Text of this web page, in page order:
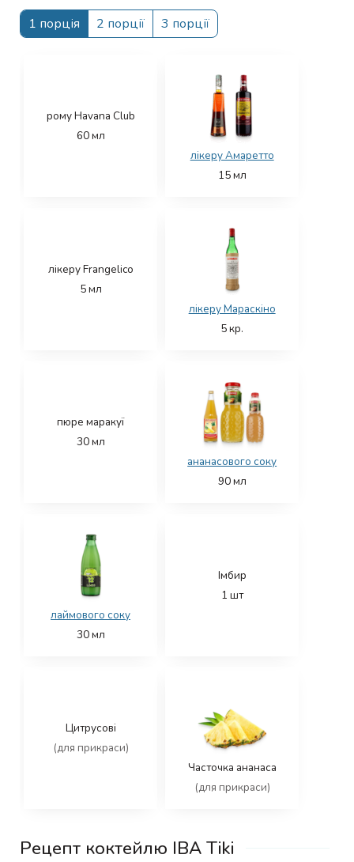
1 порція 2 порції 3 порції
рому Havana Club
60мл
лікеру Амаретто
15мл
лікеру Frangelico
5мл
лікеру Мараскіно
5кр.
пюре маракуї
30мл
ананасового соку
90мл
лаймового соку
30мл
Імбир
1 шт
Цитрусові
(для прикраси)
Часточка ананаса
(для прикраси)
Рецепт коктейлю IBA Tiki